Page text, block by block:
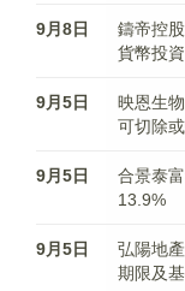
9月8日
鑄帝控
貨幣投資
9月5日
映恩生
可切除
9月5日
合景泰
13.9%
9月5日
弘陽地
期限及